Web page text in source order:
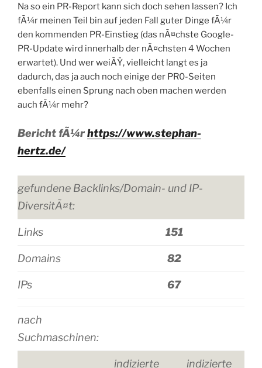
Na so ein PR-Report kann sich doch sehen lassen? Ich
fÃ¼r meinen Teil bin auf jeden Fall guter Dinge fÃ¼r
den kommenden PR-Einstieg (das nÃ¤chste Google-
PR-Update wird innerhalb der nÃ¤chsten 4 Wochen
erwartet). Und wer weiÃŸ, vielleicht langt es ja
dadurch, das ja auch noch einige der PR0-Seiten
ebenfalls einen Sprung nach oben machen werden
auch fÃ¼r mehr?
Bericht fÃ¼rhttps://www.stephan-
hertz.de/
gefundene Backlinks/Domain- und IP-
DiversitÃ¤t:
Links 151
Domains 82
IPs 67
nach
Suchmaschinen:
indizierte
indizierte